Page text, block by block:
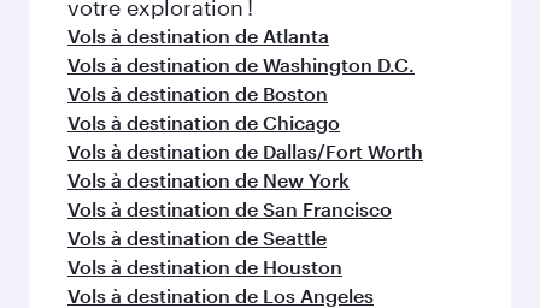
votre exploration !
Vols à destination de Atlanta
Vols à destination de Washington D.C.
Vols à destination de Boston
Vols à destination de Chicago
Vols à destination de Dallas/Fort Worth
Vols à destination de New York
Vols à destination de San Francisco
Vols à destination de Seattle
Vols à destination de Houston
Vols à destination de Los Angeles